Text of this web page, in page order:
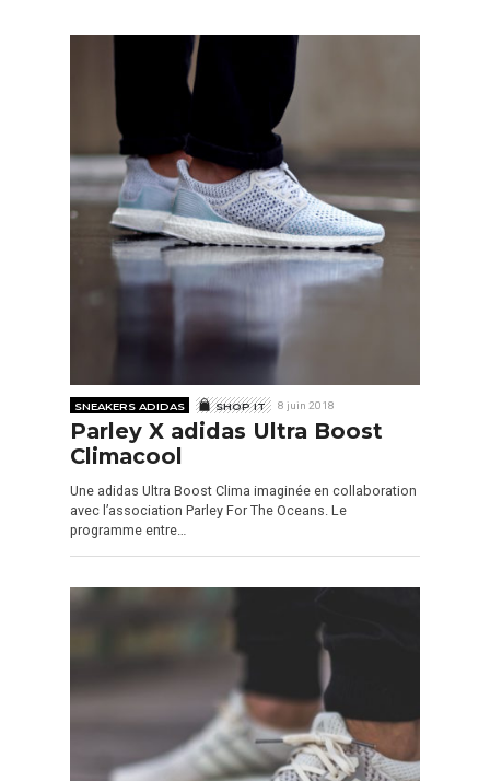
SNEAKERS ADIDAS SHOP IT 8 juin 2018
Parley X adidas Ultra Boost
Climacool
Une adidas Ultra Boost Clima imaginée en collaboration
avec l’association Parley For The Oceans. Le
programme entre…